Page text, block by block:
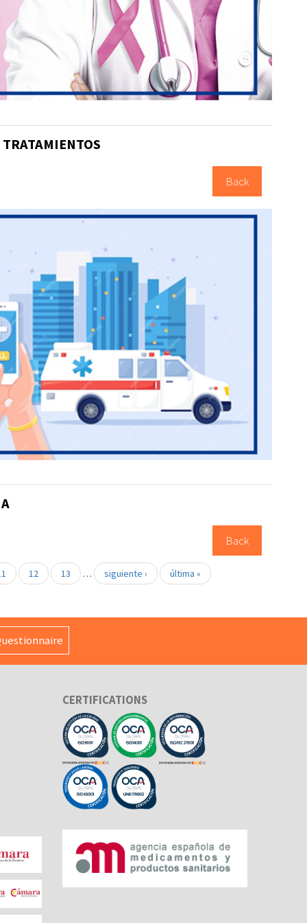
TRATAMIENTOS
Back
Back
12 13 … siguiente › última »
CERTIFICATIONS